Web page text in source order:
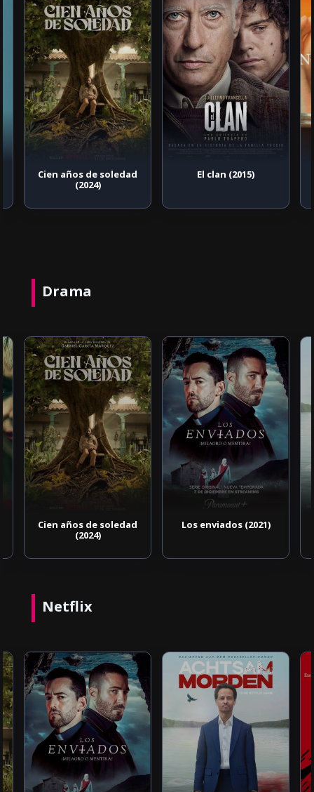
Cien años de soledad
(2024)
El clan (2015)
Drama
Cien años de soledad
(2024)
Los enviados (2021)
Netflix